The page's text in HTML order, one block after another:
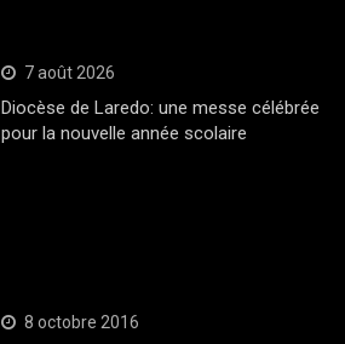
7 août 2026
Diocèse de Laredo: une messe célébrée
pour la nouvelle année scolaire
8 octobre 2016